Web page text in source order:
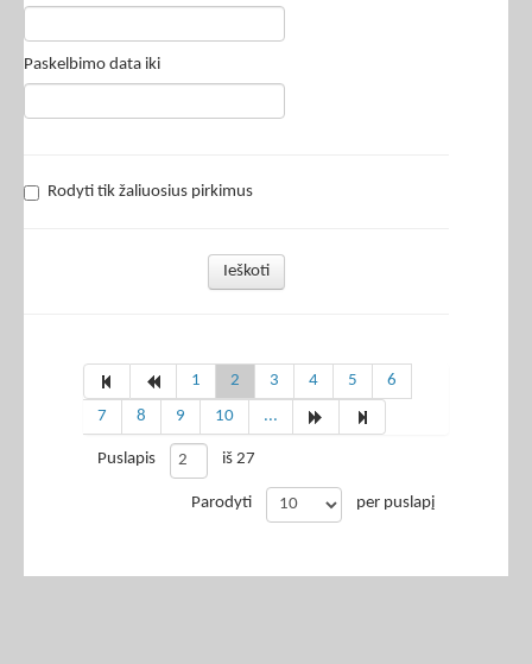
Paskelbimo data iki
Rodyti tik žaliuosius pirkimus
Ieškoti
1 2 3 4 5
6
7
8 9 10 ...
Puslapis iš 27
Parodyti per puslapį